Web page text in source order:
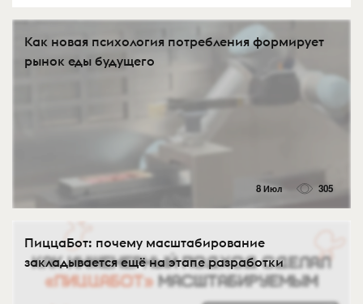
Как новая психология потребления формирует
рынок еды будущего
8 Июл 305
ПиццаБот: почему масштабирование
закладывается ещё на этапе разработки